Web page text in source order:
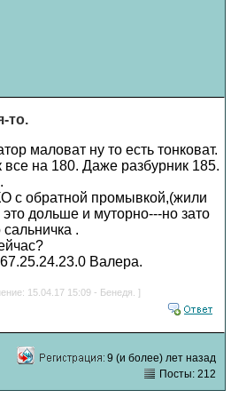
то.
маловат ну то есть тонковат.
на 180. Даже разбурник 185.
с обратной промывкой,(жили
дольше и муторно---но зато
.
Валера.
15.04.17 15:09 - Бенедя. ]
9 (и более) лет назад
Посты: 212